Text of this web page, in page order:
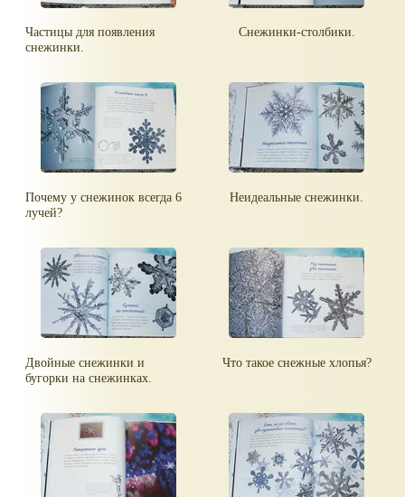
Частицы для появления
снежинки.
Снежинки-столбики.
Почему у снежинок всегда 6
лучей?
Неидеальные снежинки.
Двойные снежинки и
бугорки на снежинках.
Что такое снежные хлопья?